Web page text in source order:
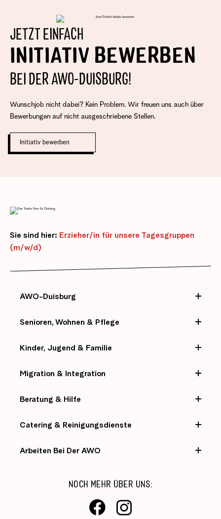
JETZT EINFACH
INITIATIV BEWERBEN
BEI DER AWO-DUISBURG!
Wunschjob nicht dabei? Kein Problem. Wir freuen uns auch über
Bewerbungen auf nicht ausgeschriebene Stellen.
Initiativ bewerben
Sie sind hier: Erzieher/in für unsere Tagesgruppen
(m/w/d)
AWO-Duisburg
Senioren, Wohnen & Pflege
Kinder, Jugend & Familie
Migration & Integration
Beratung & Hilfe
Catering & Reinigungsdienste
Arbeiten Bei Der AWO
NOCH MEHR ÜBER UNS: